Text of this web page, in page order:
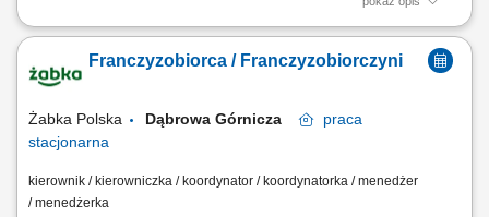
Główne zadania: Prowadzenie własnej działalności gospodarczej w
obsługi. Monitorowanie stanów magazynowych i zamówień.
Dostosowywanie asortymentu sklepu do potrzeb lokalnego rynku.
Franczyzobiorca / Franczyzobiorczyni
Żabka Polska Dąbrowa Górnicza
praca
stacjonarna
kierownik / kierowniczka / koordynator / koordynatorka / menedżer
/ menedżerka